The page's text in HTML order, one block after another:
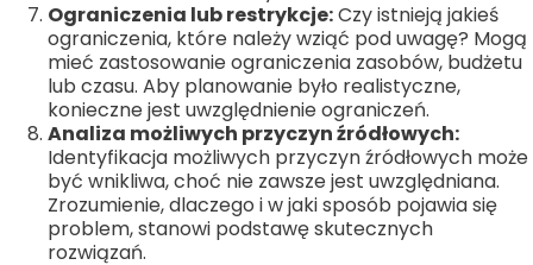
Ograniczenia lub restrykcje:Czy istnieją jakieś
ograniczenia, które należy wziąć pod uwagę? Mogą
mieć zastosowanie ograniczenia zasobów, budżetu
lub czasu. Aby planowanie było realistyczne,
konieczne jest uwzględnienie ograniczeń.
Analiza możliwych przyczyn źródłowych:
Identyfikacja możliwych przyczyn źródłowych może
być wnikliwa, choć nie zawsze jest uwzględniana.
Zrozumienie, dlaczego i w jaki sposób pojawia się
problem, stanowi podstawę skutecznych
rozwiązań.